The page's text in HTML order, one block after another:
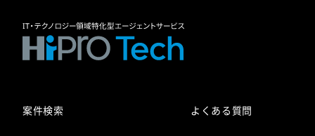
案件検索 よくある質問